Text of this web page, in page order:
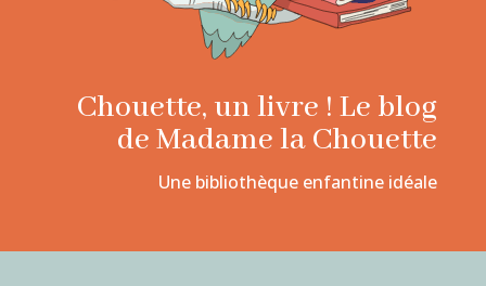
Chouette, un livre ! Le blog
de Madame la Chouette
Une bibliothèque enfantine idéale